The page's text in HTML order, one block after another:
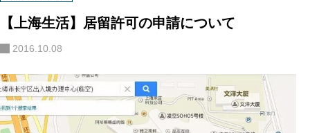
【上海生活】居留許可の申請について
2016.10.08